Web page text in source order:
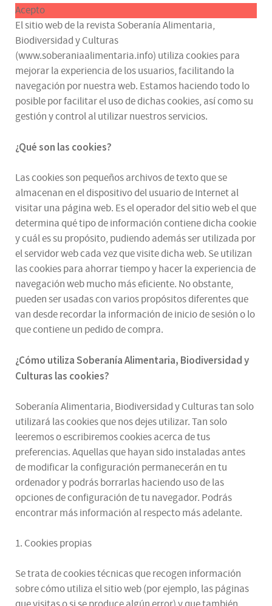
Acepto
El sitio web de la revista Soberanía Alimentaria,
Biodiversidad y Culturas
(www.soberaniaalimentaria.info) utiliza cookies para
mejorar la experiencia de los usuarios, facilitando la
navegación por nuestra web. Estamos haciendo todo lo
posible por facilitar el uso de dichas cookies, así como su
gestión y control al utilizar nuestros servicios.
¿Qué son las cookies?
Las cookies son pequeños archivos de texto que se
almacenan en el dispositivo del usuario de Internet al
visitar una página web. Es el operador del sitio web el que
determina qué tipo de información contiene dicha cookie
y cuál es su propósito, pudiendo además ser utilizada por
el servidor web cada vez que visite dicha web. Se utilizan
las cookies para ahorrar tiempo y hacer la experiencia de
navegación web mucho más eficiente. No obstante,
pueden ser usadas con varios propósitos diferentes que
van desde recordar la información de inicio de sesión o lo
que contiene un pedido de compra.
¿Cómo utilizaSoberanía Alimentaria, Biodiversidad y
Culturas las cookies?
Soberanía Alimentaria, Biodiversidad y Culturas tan solo
utilizará las cookies que nos dejes utilizar. Tan solo
leeremos o escribiremos cookies acerca de tus
preferencias. Aquellas que hayan sido instaladas antes
de modificar la configuración permanecerán en tu
ordenador y podrás borrarlas haciendo uso de las
opciones de configuración de tu navegador. Podrás
encontrar más información al respecto más adelante.
1. Cookies propias
Se trata de cookies técnicas que recogen información
sobre cómo utiliza el sitio web (por ejemplo, las páginas